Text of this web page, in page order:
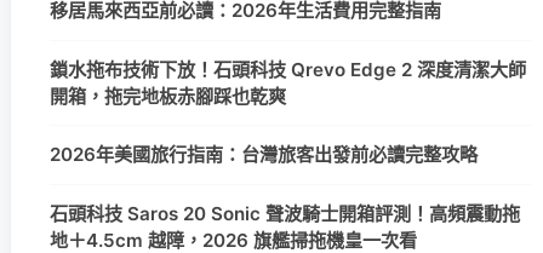
移居馬來西亞前必讀：2026年生活費用完整指南
鎖水拖布技術下放！石頭科技 Qrevo Edge 2 深度清潔大師
開箱，拖完地板赤腳踩也乾爽
2026年美國旅行指南：台灣旅客出發前必讀完整攻略
石頭科技 Saros 20 Sonic 聲波騎士開箱評測！高頻震動拖
地＋4.5cm 越障，2026 旗艦掃拖機皇一次看